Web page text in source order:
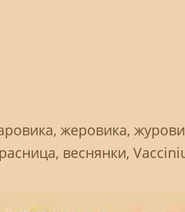
жеровика,
веснянки,